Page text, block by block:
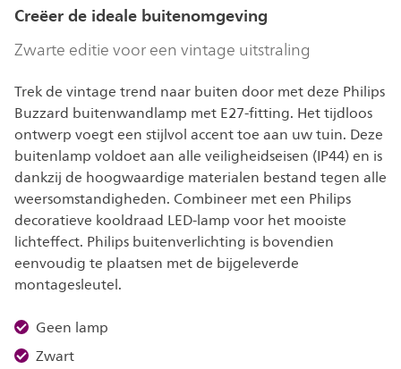
Creëer de ideale buitenomgeving
Zwarte editie voor een vintage uitstraling
Trek de vintage trend naar buiten door met deze Philips
Buzzard buitenwandlamp met E27-fitting. Het tijdloos
ontwerp voegt een stijlvol accent toe aan uw tuin. Deze
buitenlamp voldoet aan alle veiligheidseisen (IP44) en is
dankzij de hoogwaardige materialen bestand tegen alle
weersomstandigheden. Combineer met een Philips
decoratieve kooldraad LED-lamp voor het mooiste
lichteffect. Philips buitenverlichting is bovendien
eenvoudig te plaatsen met de bijgeleverde
montagesleutel.
Geen lamp
Zwart